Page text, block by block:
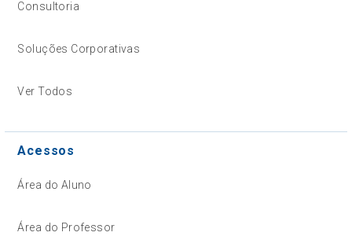
Consultoria
Soluções Corporativas
Ver Todos
Acessos
Área do Aluno
Área do Professor